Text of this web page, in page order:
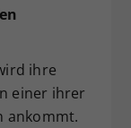
ihre
einer ihrer
ankommt.